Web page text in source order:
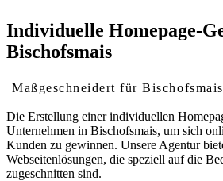
Individuelle Homepage-
Bischofsmais
Maßgeschneidert für Bischofsmais
Die Erstellung einer individuellen
Unternehmen in Bischofsmais, um sich
Kunden zu gewinnen. Unsere Agentur
Webseitenlösungen, die speziell auf die
zugeschnitten sind.